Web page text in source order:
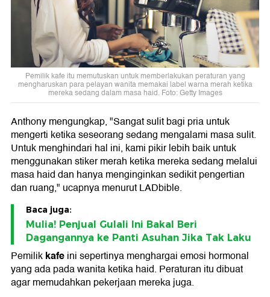
Pemilik kafe itu memutuskan untuk memberlakukan peraturan yang
mengharuskan para pelayan wanita memakai label warna merah ketika
mereka sedang dalam masa haid. Foto: Getty Images
Anthony mengungkap, "Sangat sulit bagi pria untuk
mengerti ketika seseorang sedang mengalami masa sulit.
Untuk menghindari hal ini, kami pikir lebih baik untuk
menggunakan stiker merah ketika mereka sedang melalui
masa haid dan hanya menginginkan sedikit pengertian
dan ruang," ucapnya menurut LADbible.
Baca juga:
Mulia! Penjual Gulali Ini Bakal Beri
Dagangannya ke Panti Asuhan Jika Tak Laku
Pemilikkafeini sepertinya menghargai emosi hormonal
yang ada pada wanita ketika haid. Peraturan itu dibuat
agar memudahkan pekerjaan mereka juga.